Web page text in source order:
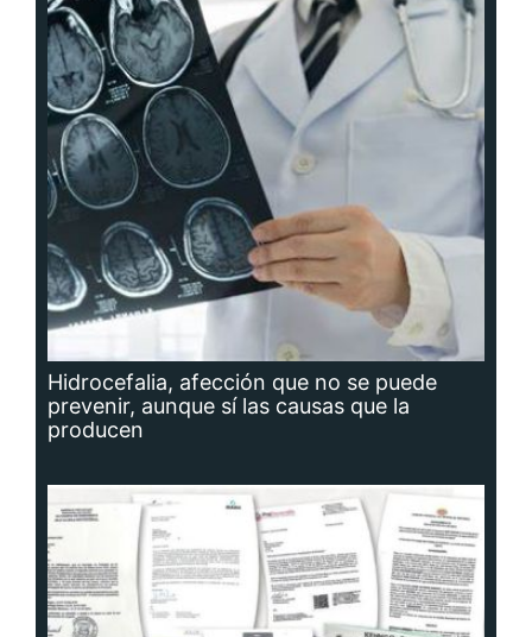
Hidrocefalia, afección que no se puede
prevenir, aunque sí las causas que la
producen